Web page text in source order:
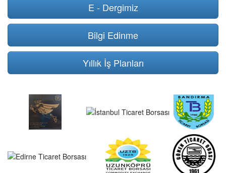
E - Dergimiz
Bilgi Edinme
Yıllık İş Planları